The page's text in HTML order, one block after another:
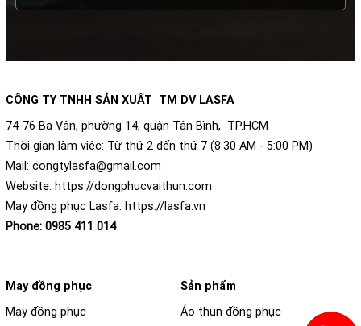
CÔNG TY TNHH SẢN XUẤT TM DV LASFA
74-76 Ba Vân, phường 14, quận Tân Bình, TP.HCM
Thời gian làm việc: Từ thứ 2 đến thứ 7 (8:30 AM - 5:00 PM)
Mail:congtylasfa@gmail.com
Website:https://dongphucvaithun.com
May đồng phục Lasfa:https://lasfa.vn
Phone:0985 411 014
May đồng phục
May đồng phục
Sản phẩm
Áo thun đồng phục